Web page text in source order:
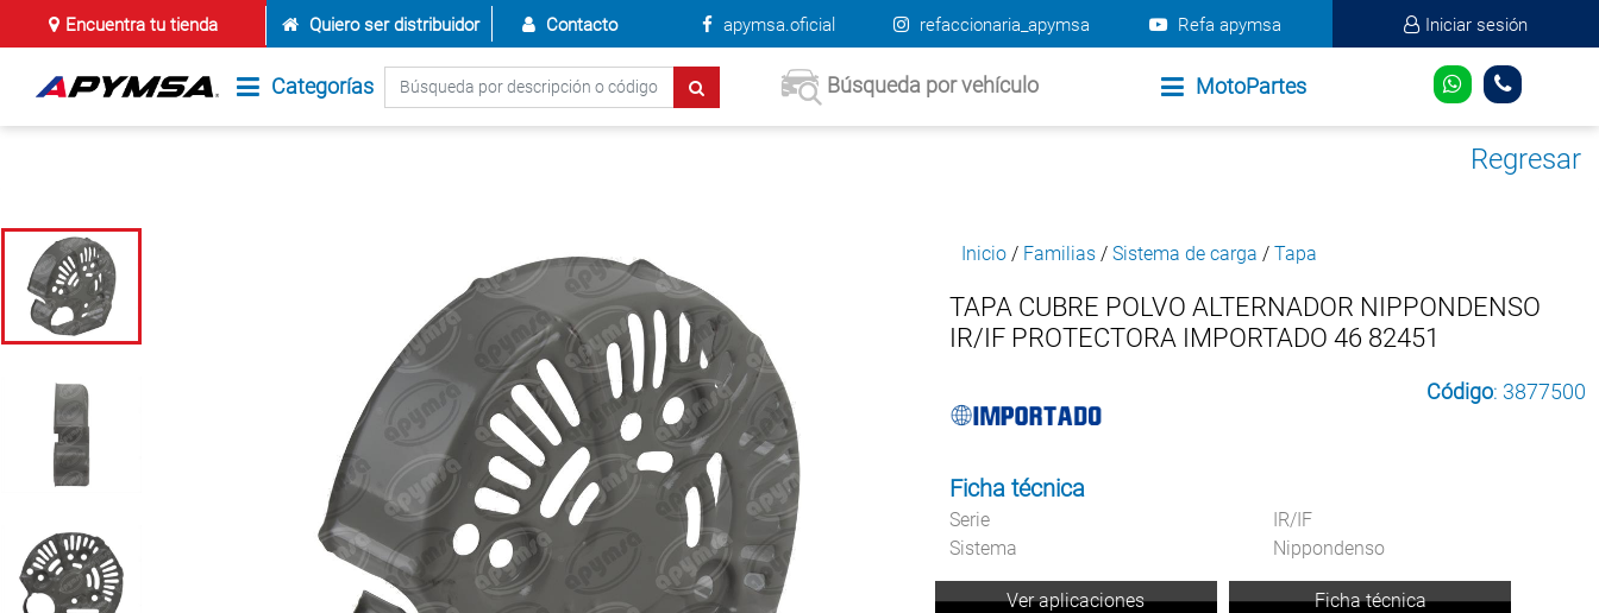
Encuentra tu tienda Quiero ser distribuidor Contacto apymsa.oficial refaccionaria_apymsa Refa apymsa Iniciar sesión
Categorías Búsqueda por vehículo MotoPartes
Regresar
Inicio / Familias / Sistema de carga / Tapa
TAPA CUBRE POLVO ALTERNADOR NIPPONDENSO
IR/IF PROTECTORA IMPORTADO 46 82451
Código: 3877500
Ficha técnica
Serie
IR/IF
Sistema
Nippondenso
Ver aplicaciones Ficha técnica